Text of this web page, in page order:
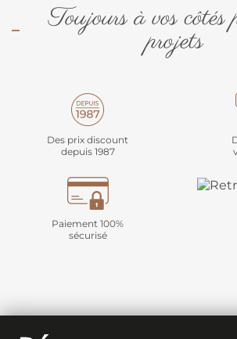
Toujours à vos côtés
projets
Des prix discount
depuis 1987
Paiement 100%
sécurisé